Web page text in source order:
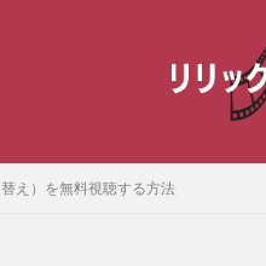
え）を無料視聴する方法